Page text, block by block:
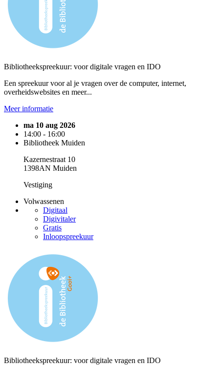
Bibliotheekspreekuur: voor digitale vragen en IDO
Een spreekuur voor al je vragen over de computer, internet,
overheidswebsites en meer...
Meer informatie
ma 10 aug 2026
14:00 - 16:00
Bibliotheek Muiden
Kazernestraat 10
1398AN Muiden
Vestiging
Volwassenen
Digitaal
Digivitaler
Gratis
Inloopspreekuur
Bibliotheekspreekuur: voor digitale vragen en IDO